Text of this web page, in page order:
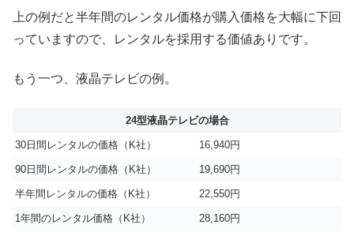
上の例だと半年間のレンタル価格が購入価格を大幅に下回
っていますので、レンタルを採用する価値ありです。
もう一つ、液晶テレビの例。
24型液晶テレビの場合
30日間レンタルの価格（K社） 16,940円
90日間レンタルの価格（K社） 19,690円
半年間レンタルの価格（K社） 22,550円
1年間のレンタル価格（K社） 28,160円